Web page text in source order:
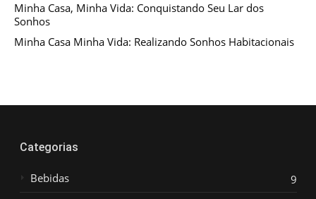
Minha Casa, Minha Vida: Conquistando Seu Lar dos
Sonhos
Minha Casa Minha Vida: Realizando Sonhos Habitacionais
Categorias
Bebidas 9